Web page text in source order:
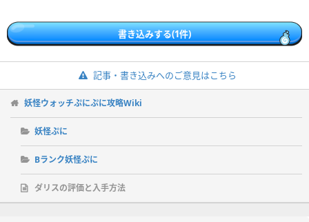
書き込みする(1件)
記事・書き込みへのご意見はこちら
妖怪ウォッチぷにぷに攻略Wiki
妖怪ぷに
Bランク妖怪ぷに
ダリスの評価と入手方法